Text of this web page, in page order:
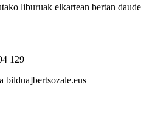
liburuak elkartean bertan daude
129
bildua]bertsozale.eus